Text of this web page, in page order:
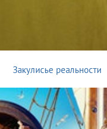
Закулисье реальности